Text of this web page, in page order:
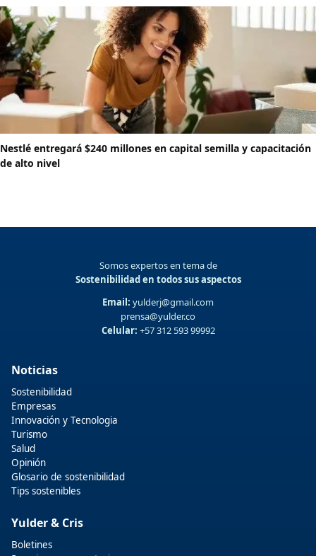
Nestlé entregará $240 millones en capital semilla y capacitación
de alto nivel
Somos expertos en tema de
Sostenibilidad en todos sus aspectos
Email: yulderj@gmail.com
prensa@yulder.co
Celular: +57 312 593 99992
Noticias
Sostenibilidad
Empresas
Innovación y Tecnologia
Turismo
Salud
Opinión
Glosario de sostenibilidad
Tips sostenibles
Yulder & Cris
Boletines